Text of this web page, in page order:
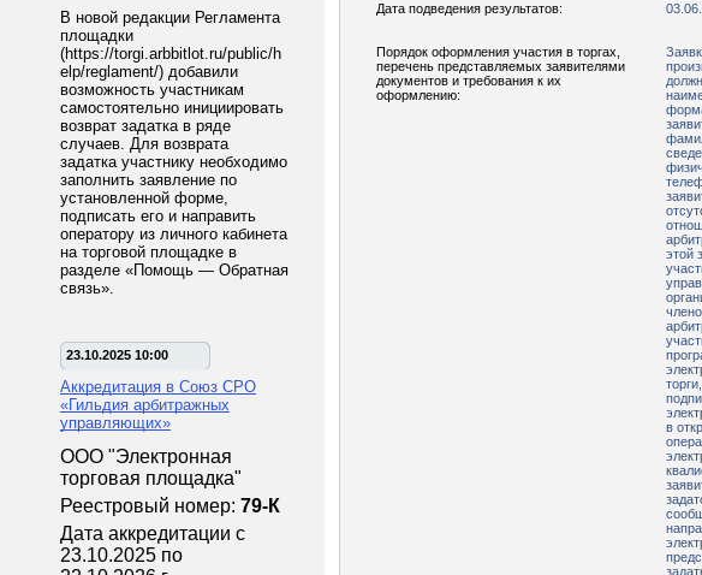
В новой редакции Регламента
площадки
(https://torgi.arbbitlot.ru/public/h
elp/reglament/) добавили
возможность участникам
самостоятельно инициировать
возврат задатка в ряде
случаев. Для возврата
задатка участнику необходимо
заполнить заявление по
установленной форме,
подписать его и направить
оператору из личного кабинета
на торговой площадке в
разделе «Помощь — Обратная
связь».
23.10.2025 10:00
Аккредитация в Союз СРО
«Гильдия арбитражных
управляющих»
ООО "Электронная
торговая площадка"
Реестровый номер: 79-К
Дата аккредитации с
23.10.2025 по
Дата подведения результатов:
Порядок оформления участия в торгах,
перечень представляемых заявителями
документов и требования к их
оформлению:
заявителя; г)
этой
в
задатке. В